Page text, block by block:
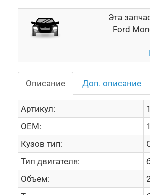
Эта
Ford
Описание Доп. описание
Артикул:
OEM:
Кузов тип:
Тип двигателя:
Объем: